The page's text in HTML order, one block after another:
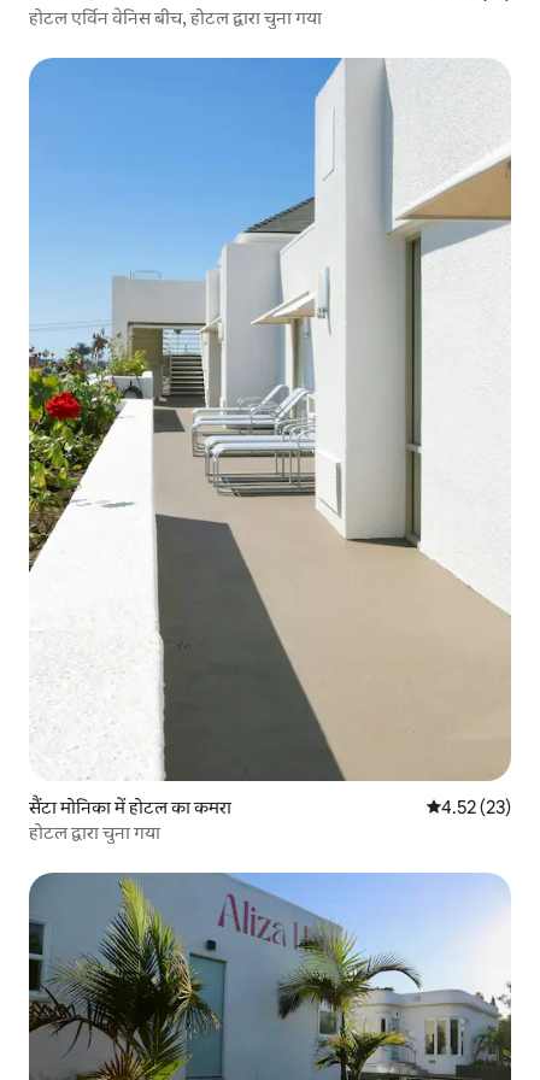
होटल एर्विन वेनिस बीच, होटल द्वारा चुना गया
सैंटा मोनिका में होटल का कमरा औसत रेटिंग 5 में
4.52 (23)
होटल द्वारा चुना गया